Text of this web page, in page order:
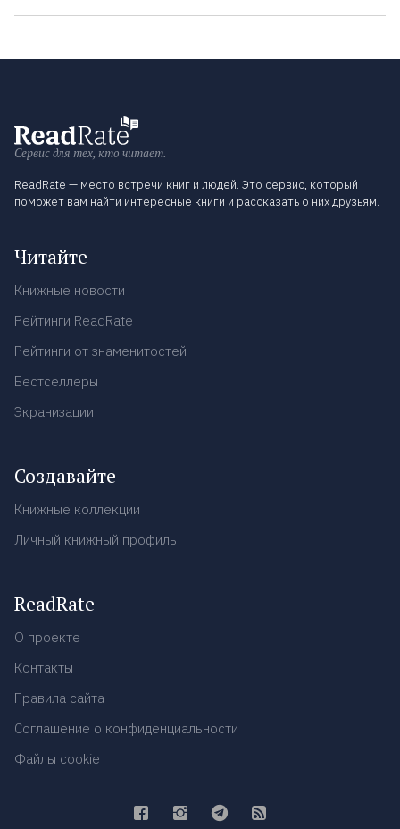
Сервис для тех, кто читает.
ReadRate — место встречи книг и людей. Это сервис, который
поможет вам найти интересные книги и рассказать о них друзьям.
Читайте
Книжные новости
Рейтинги ReadRate
Рейтинги от знаменитостей
Бестселлеры
Экранизации
Создавайте
Книжные коллекции
Личный книжный профиль
ReadRate
О проекте
Контакты
Правила сайта
Соглашение о конфиденциальности
Файлы cookie